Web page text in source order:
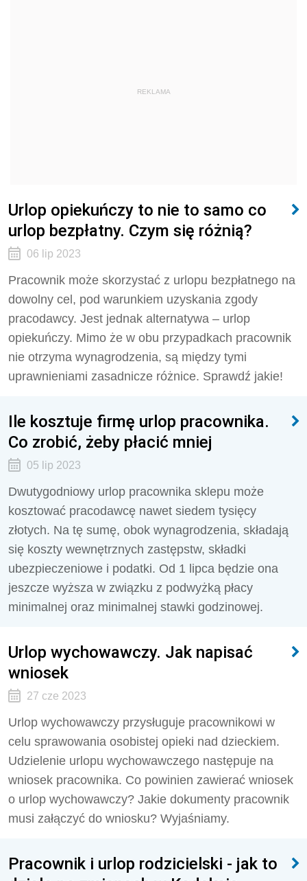
REKLAMA
Urlop opiekuńczy to nie to samo co
urlop bezpłatny. Czym się różnią?
06 lip 2023
Pracownik może skorzystać z urlopu bezpłatnego na
dowolny cel, pod warunkiem uzyskania zgody
pracodawcy. Jest jednak alternatywa – urlop
opiekuńczy. Mimo że w obu przypadkach pracownik
nie otrzyma wynagrodzenia, są między tymi
uprawnieniami zasadnicze różnice. Sprawdź jakie!
Ile kosztuje firmę urlop pracownika.
Co zrobić, żeby płacić mniej
05 lip 2023
Dwutygodniowy urlop pracownika sklepu może
kosztować pracodawcę nawet siedem tysięcy
złotych. Na tę sumę, obok wynagrodzenia, składają
się koszty wewnętrznych zastępstw, składki
ubezpieczeniowe i podatki. Od 1 lipca będzie ona
jeszcze wyższa w związku z podwyżką płacy
minimalnej oraz minimalnej stawki godzinowej.
Urlop wychowawczy. Jak napisać
wniosek
27 cze 2023
Urlop wychowawczy przysługuje pracownikowi w
celu sprawowania osobistej opieki nad dzieckiem.
Udzielenie urlopu wychowawczego następuje na
wniosek pracownika. Co powinien zawierać wniosek
o urlop wychowawczy? Jakie dokumenty pracownik
musi załączyć do wniosku? Wyjaśniamy.
Pracownik i urlop rodzicielski - jak to